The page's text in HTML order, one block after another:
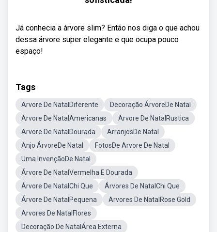
Já conhecia a árvore slim? Então nos diga o que achou
dessa árvore super elegante e que ocupa pouco
espaço!
Tags
Arvore De NatalDiferente
Decoração ÁrvoreDe Natal
Arvore De NatalAmericanas
Arvore De NatalRustica
Arvore De NatalDourada
ArranjosDe Natal
Anjo ÁrvoreDe Natal
FotosDe Arvore De Natal
Uma InvençãoDe Natal
Árvore De NatalVermelha E Dourada
Árvore De NatalChi Que
Árvores De NatalChi Que
Árvore De NatalPequena
Arvores De NatalRose Gold
Arvores De NatalFlores
Decoração De NatalÁrea Externa